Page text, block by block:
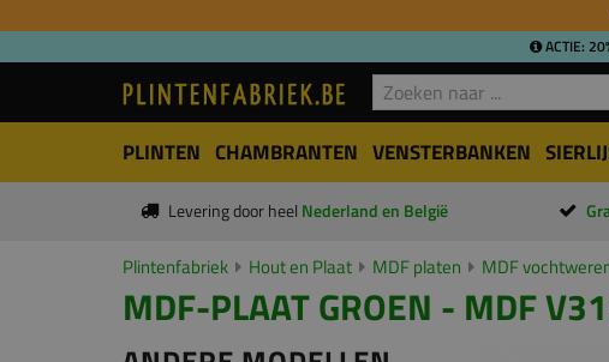
ACTIE:
PLINTEN CHAMBRANTEN VENSTERBANKEN
Levering door heel Nederland en België
Plintenfabriek Hout en Plaat MDF platen MDF
MDF-PLAAT GROEN - MDF